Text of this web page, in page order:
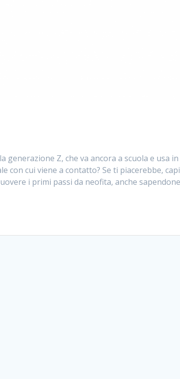
Z, che va ancora a scuola e usa in
con cui viene a contatto? Se ti piacerebbe,
i primi passi da neofita, anche sapendone